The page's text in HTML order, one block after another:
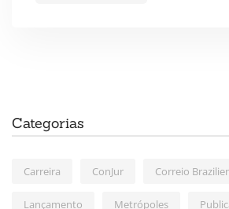
Categorias
Carreira ConJur Correio
Lançamento Metrópoles